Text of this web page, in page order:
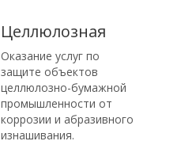
Целлюлозная
Оказание услуг по
защите объектов
целлюлозно-бумажной
промышленности от
коррозии и абразивного
изнашивания.